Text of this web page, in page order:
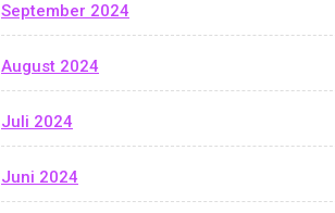
September 2024
August 2024
Juli 2024
Juni 2024